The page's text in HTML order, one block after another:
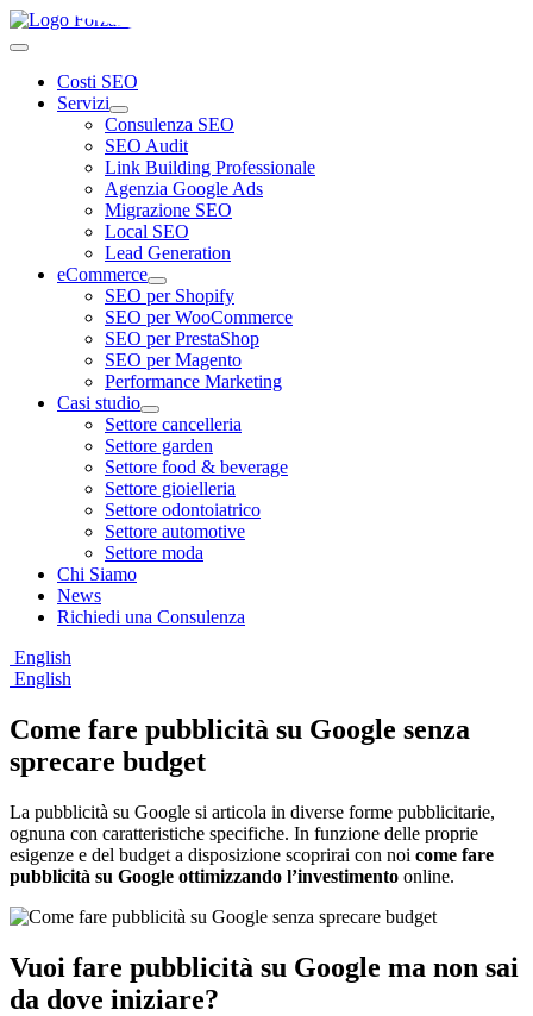
Costi SEO
Servizi
Consulenza SEO
SEO Audit
Link Building Professionale
Agenzia Google Ads
Migrazione SEO
Local SEO
Lead Generation
eCommerce
SEO per Shopify
SEO per WooCommerce
SEO per PrestaShop
SEO per Magento
Performance Marketing
Casi studio
Settore cancelleria
Settore garden
Settore food & beverage
Settore gioielleria
Settore odontoiatrico
Settore automotive
Settore moda
Chi Siamo
News
Richiedi una Consulenza
English
English
Come fare pubblicità su Google senza
sprecare budget
La pubblicità su Google si articola in diverse forme pubblicitarie,
ognuna con caratteristiche specifiche. In funzione delle proprie
esigenze e del budget a disposizione scoprirai con noi come fare
pubblicità su Google ottimizzando l’investimento online.
Vuoi fare pubblicità su Google ma non sai
da dove iniziare?